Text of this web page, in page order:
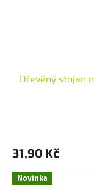
Dřevěný stojan
31,90 Kč
Novinka